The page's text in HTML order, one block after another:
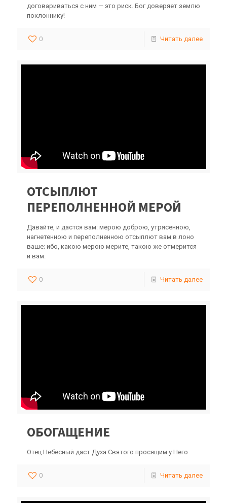
договариваться с ним — это риск. Бог доверяет землю
поклоннику!
0 Читать далее
ОТСЫПЛЮТ
ПЕРЕПОЛНЕННОЙ МЕРОЙ
Давайте, и дастся вам: мерою доброю, утрясенною,
нагнетенною и переполненною отсыплют вам в лоно
ваше; ибо, какою мерою мерите, такою же отмерится
и вам.
0 Читать далее
ОБОГАЩЕНИЕ
Отец Небесный даст Духа Святого просящим у Него
0 Читать далее